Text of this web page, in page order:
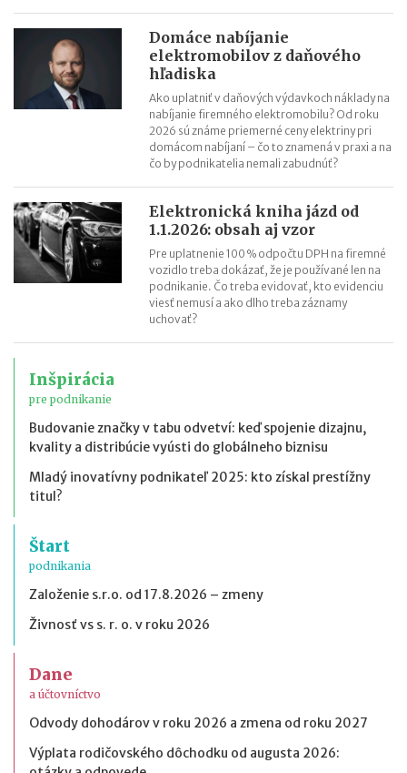
Domáce nabíjanie
elektromobilov z daňového
hľadiska
Ako uplatniť v daňových výdavkoch náklady na
nabíjanie firemného elektromobilu? Od roku
2026 sú známe priemerné ceny elektriny pri
domácom nabíjaní – čo to znamená v praxi a na
čo by podnikatelia nemali zabudnúť?
Elektronická kniha jázd od
1.1.2026: obsah aj vzor
Pre uplatnenie 100 % odpočtu DPH na firemné
vozidlo treba dokázať, že je používané len na
podnikanie. Čo treba evidovať, kto evidenciu
viesť nemusí a ako dlho treba záznamy
uchovať?
Inšpirácia
pre podnikanie
Budovanie značky v tabu odvetví: keď spojenie dizajnu,
kvality a distribúcie vyústi do globálneho biznisu
Mladý inovatívny podnikateľ 2025: kto získal prestížny
titul?
Štart
podnikania
Založenie s.r.o. od 17.8.2026 – zmeny
Živnosť vs s. r. o. v roku 2026
Dane
a účtovníctvo
Odvody dohodárov v roku 2026 a zmena od roku 2027
Výplata rodičovského dôchodku od augusta 2026: